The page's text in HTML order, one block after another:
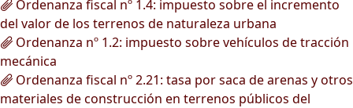
Ordenanza fiscal nº 1.4: impuesto sobre el incremento
del valor de los terrenos de naturaleza urbana
Ordenanza nº 1.2: impuesto sobre vehículos de tracción
mecánica
Ordenanza fiscal nº 2.21: tasa por saca de arenas y otros
materiales de construcción en terrenos públicos del